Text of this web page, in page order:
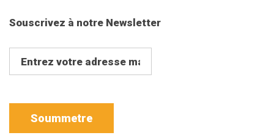
Souscrivez à notre Newsletter